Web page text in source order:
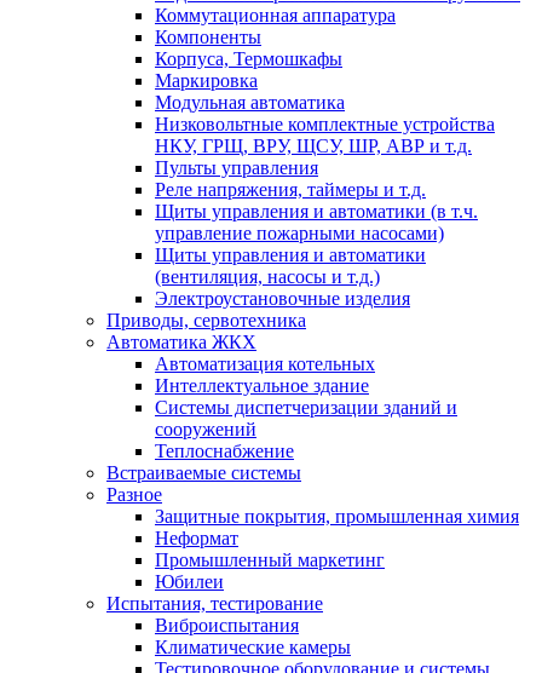
Коммутационная аппаратура
Компоненты
Корпуса, Термошкафы
Маркировка
Модульная автоматика
Низковольтные комплектные устройства
НКУ, ГРЩ, ВРУ, ЩСУ, ШР, АВР и т.д.
Пульты управления
Реле напряжения, таймеры и т.д.
Щиты управления и автоматики (в т.ч.
управление пожарными насосами)
Щиты управления и автоматики
(вентиляция, насосы и т.д.)
Электроустановочные изделия
Приводы, сервотехника
Автоматика ЖКХ
Автоматизация котельных
Интеллектуальное здание
Системы диспетчеризации зданий и
сооружений
Теплоснабжение
Встраиваемые системы
Разное
Защитные покрытия, промышленная химия
Неформат
Промышленный маркетинг
Юбилеи
Испытания, тестирование
Виброиспытания
Климатические камеры